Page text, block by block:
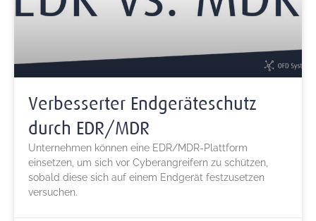
Verbesserter Endgeräteschutz
durch EDR/MDR
Unternehmen können eine EDR/MDR-Plattform
einsetzen, um sich vor Cyberangreifern zu schützen,
sobald diese sich auf einem Endgerät festzusetzen
versuchen.